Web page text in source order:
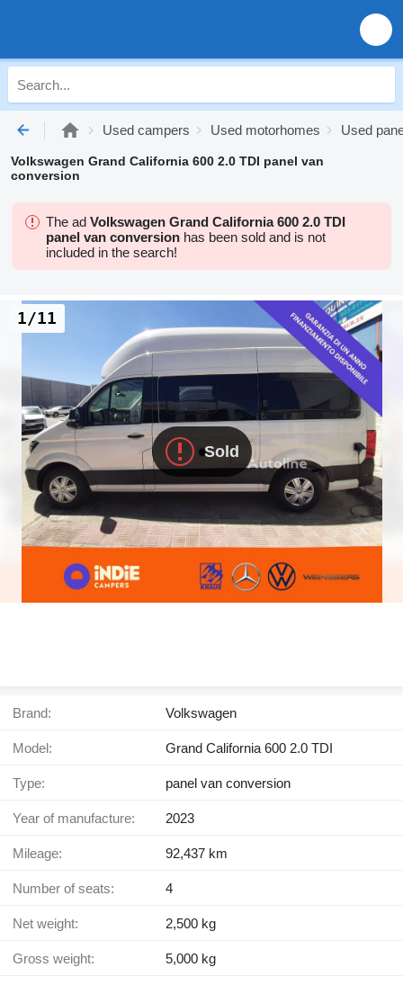
Used campers Used motorhomes Used
Volkswagen Grand California 600 2.0 TDI panel van
conversion
The ad Volkswagen Grand California 600 2.0 TDI
panel van conversion has been sold and is not
included in the search!
Sold
1/11
Brand: Volkswagen
Model: Grand California 600 2.0 TDI
Type: panel van conversion
Year of manufacture: 2023
Mileage: 92,437 km
Number of seats: 4
Net weight: 2,500 kg
Gross weight: 5,000 kg